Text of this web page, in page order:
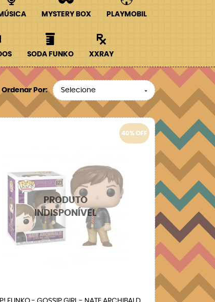
MYSTERY BOX PLAYMOBIL
SODA FUNKO XXRAY
Ordenar Por Selecione
40% OFF